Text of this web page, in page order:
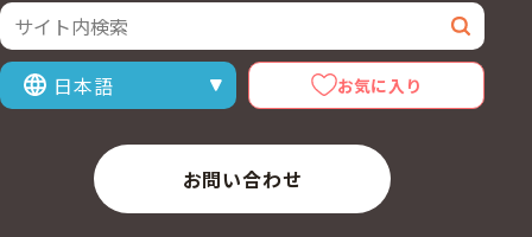
サイト内検索
検索
表示言語を選択 お気に入り
お問い合わせ